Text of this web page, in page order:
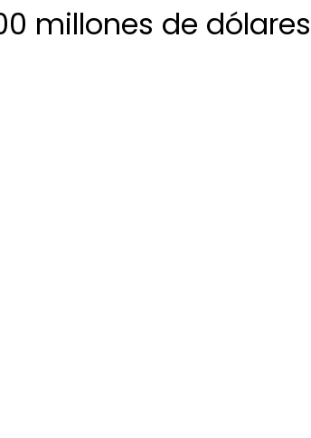
millones de